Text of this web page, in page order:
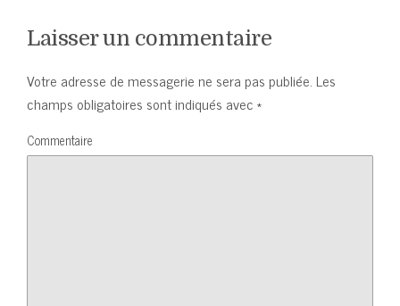
Laisser un commentaire
Votre adresse de messagerie ne sera pas publiée. Les
champs obligatoires sont indiqués avec*
Commentaire